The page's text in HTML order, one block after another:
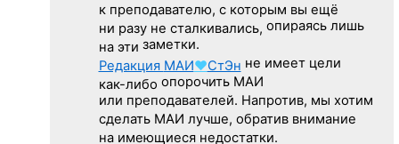
к преподавателю, с которым вы ещё
ни разу не сталкивались, опираясь лишь
на эти заметки.
Редакция МАИ♥СтЭн не имеет цели
как-либо опорочить МАИ
или преподавателей. Напротив, мы хотим
сделать МАИ лучше, обратив внимание
на имеющиеся недостатки.